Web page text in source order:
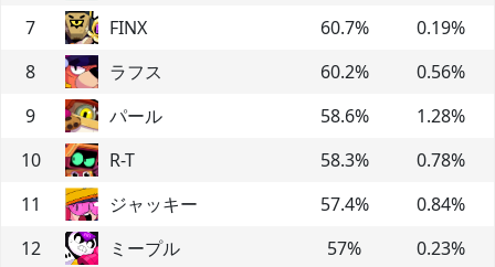
7
FINX 60.7% 0.19%
8
ラフス 60.2% 0.56%
9
パール 58.6% 1.28%
10
R-T 58.3% 0.78%
11
ジャッキー 57.4% 0.84%
12
ミープル 57% 0.23%